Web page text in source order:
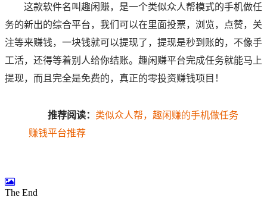
这款软件名叫趣闲赚，是一个类似众人帮模式的手机做任
务的新出的综合平台，我们可以在里面投票，浏览，点赞，关
注等来赚钱，一块钱就可以提现了，提现是秒到账的，不像手
工活，还得等着别人给你结账。趣闲赚平台完成任务就能马上
提现，而且完全是免费的，真正的零投资赚钱项目！
推荐阅读： 类似众人帮，趣闲赚的手机做任务
赚钱平台推荐
The End